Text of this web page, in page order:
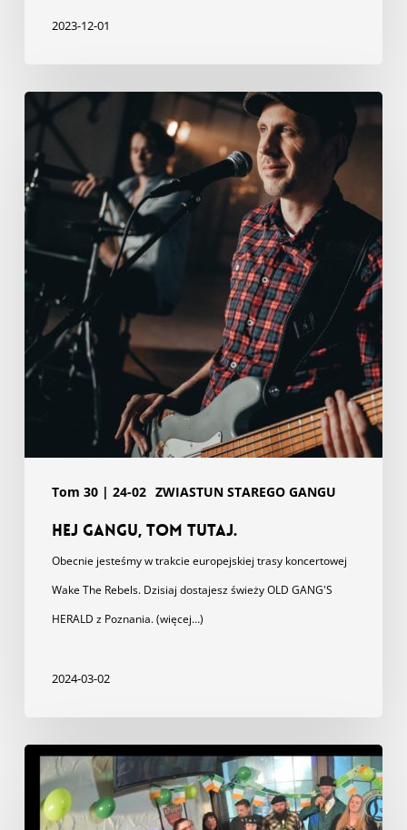
2023-12-01
Tom 30 | 24-02 ZWIASTUN STAREGO GANGU
gangu,
Tom
tutaj.
Hej gangu, Tom tutaj.
Obecnie jesteśmy w trakcie europejskiej trasy koncertowej
Wake The Rebels. Dzisiaj dostajesz świeży OLD GANG'S
HERALD z Poznania. (więcej…)
2024-03-02
Teledysk
do
„Raise